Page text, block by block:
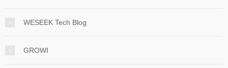
WESEEK Tech Blog
GROWI